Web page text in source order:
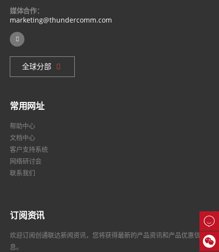
媒体合作：
marketing@thundercomm.com
全球分部
常用网址
帮助中心
文档中心
客户支持系统
网络研讨会
联系我们
订阅资讯
欢迎订阅创通联达新闻资讯，您将获得最新的产品资讯和产品优惠信
息。

